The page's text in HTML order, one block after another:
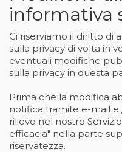
informativa
Ci riserviamo il diritto di
sulla privacy di volta in
eventuali modifiche
sulla privacy in questa
Prima che la modifica
notifica tramite e-mail e
rilievo nel nostro
efficacia" nella parte
riservatezza.